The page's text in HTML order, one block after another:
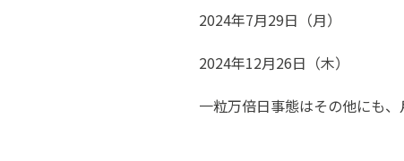
2024年7月29日（月）
2024年12月26日（木）
一粒万倍日事態はその他にも